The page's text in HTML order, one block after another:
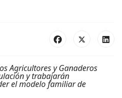
Agricultores y Ganaderos
y trabajarán
el modelo familiar de